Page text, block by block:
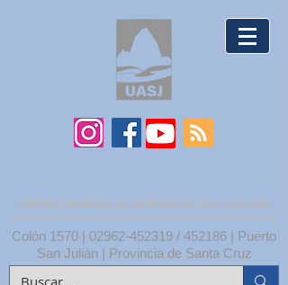
UNPA | UNIDAD ACADÉMICA SAN JULIÁN
Colón 1570 | 02962-452319 / 452186 | Puerto
San Julián | Provincia de Santa Cruz